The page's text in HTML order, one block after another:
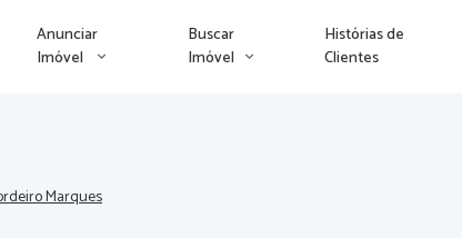
Anunciar
Imóvel
Buscar
Imóvel
Histórias de
Clientes
Marques